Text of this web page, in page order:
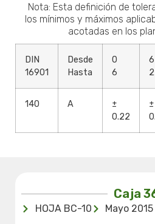
Nota: Esta definición de
los mínimos y máximos
acotadas en los
DIN
16901
Desde
Hasta
0
6
6
140 A
±
0.22
±
Caja
HOJA BC-10 Mayo 2015